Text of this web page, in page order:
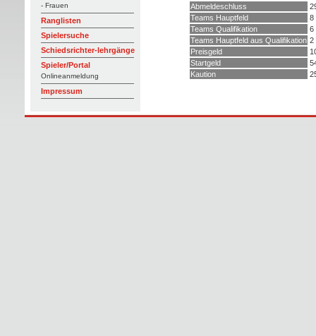
- Frauen
Ranglisten
Spielersuche
Schiedsrichter-lehrgänge
Spieler/Portal
Onlineanmeldung
Impressum
Abmeldeschluss
Teams Hauptfeld
8
Teams Qualifikation
6
Teams Hauptfeld aus Qualifikation 2
Preisgeld
Startgeld
Kaution